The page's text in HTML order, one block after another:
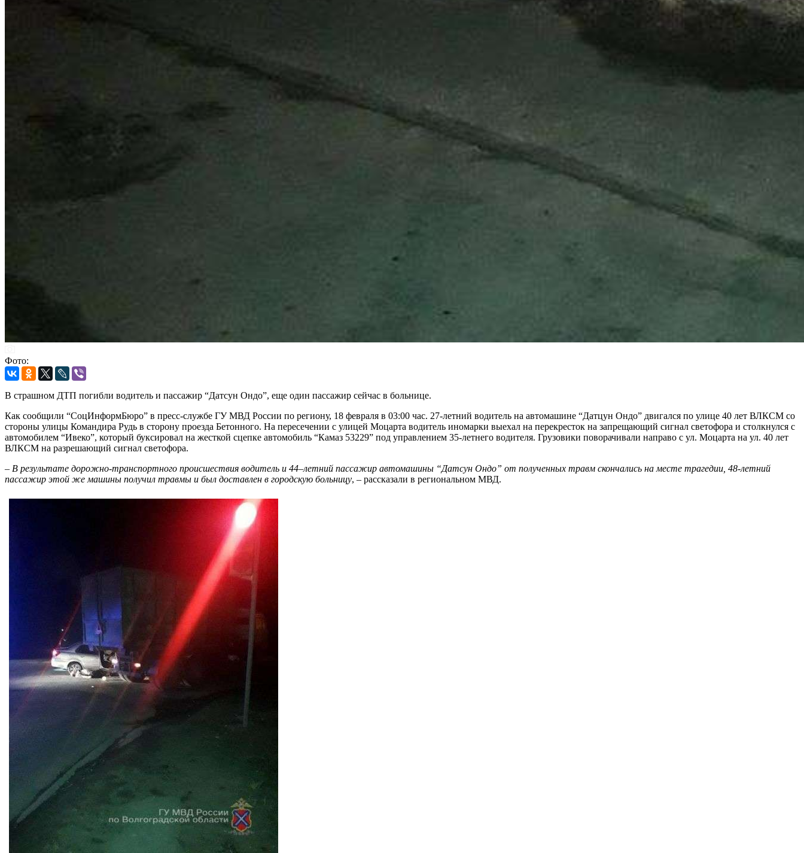
Фото:
В страшном ДТП погибли водитель и пассажир “Датсун Ондо”, еще один пассажир сейчас в больнице.
Как сообщили “СоцИнформБюро” в пресс-службе ГУ МВД России по региону, 18 февраля в 03:00 час. 27-летний водитель на автомашине “Датцун Ондо” двигался по улице 40 лет ВЛКСМ со
стороны улицы Командира Рудь в сторону проезда Бетонного. На пересечении с улицей Моцарта водитель иномарки выехал на перекресток на запрещающий сигнал светофора и столкнулся с
автомобилем “Ивеко”, который буксировал на жесткой сцепке автомобиль “Камаз 53229” под управлением 35-летнего водителя. Грузовики поворачивали направо с ул. Моцарта на ул. 40 лет
ВЛКСМ на разрешающий сигнал светофора.
– В результате дорожно-транспортного происшествия водитель и 44–летний пассажир автомашины “Датсун Ондо” от полученных травм скончались на месте трагедии, 48-летний
пассажир этой же машины получил травмы и был доставлен в городскую больницу, – рассказали в региональном МВД.